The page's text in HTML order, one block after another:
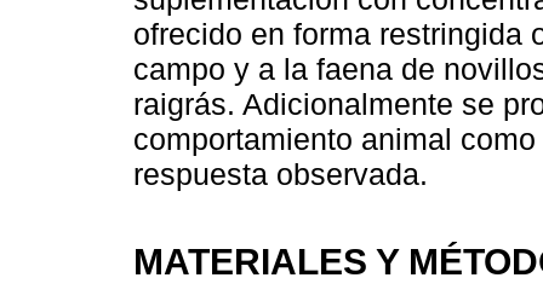
ofrecido en forma restringida
campo y a la faena de
raigrás. Adicionalmente se
comportamiento animal
respuesta observada.
MATERIALES Y